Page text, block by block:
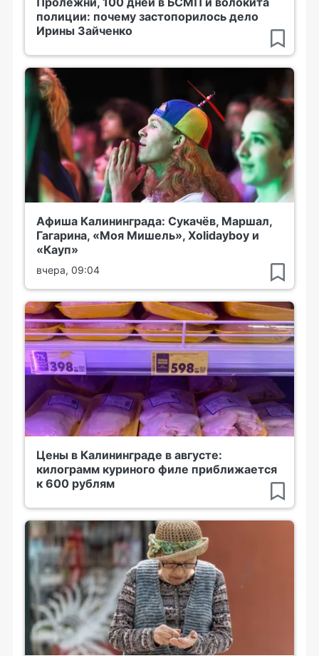
полиции: почему застопорилось дело
Ирины Зайченко
Афиша Калининграда: Сукачёв, Маршал,
Гагарина, «Моя Мишель», Xolidayboy и
«Кауп»
вчера, 09:04
Цены в Калининграде в августе:
килограмм куриного филе приближается
к 600 рублям